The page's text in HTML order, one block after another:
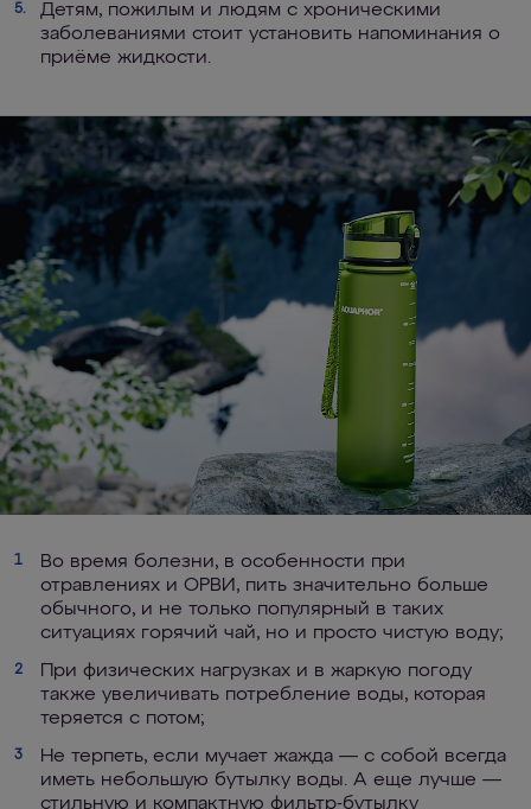
5.
Детям, пожилым и людям с хроническими
заболеваниями стоит установить напоминания о
приёме жидкости.
1
Во время болезни, в особенности при
отравлениях и ОРВИ, пить значительно больше
обычного, и не только популярный в таких
ситуациях горячий чай, но и просто чистую воду;
2
При физических нагрузках и в жаркую погоду
также увеличивать потребление воды, которая
теряется с потом;
3
Не терпеть, если мучает жажда — с собой всегда
иметь небольшую бутылку воды. А еще лучше —
стильную и компактную фильтр-бутылку